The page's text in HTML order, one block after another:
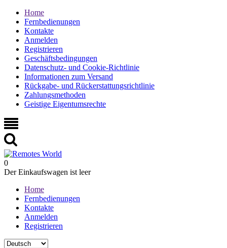
Home
Fernbedienungen
Kontakte
Anmelden
Registrieren
Geschäftsbedingungen
Datenschutz- und Cookie-Richtlinie
Informationen zum Versand
Rückgabe- und Rückerstattungsrichtlinie
Zahlungsmethoden
Geistige Eigentumsrechte
0
Der Einkaufswagen ist leer
Home
Fernbedienungen
Kontakte
Anmelden
Registrieren